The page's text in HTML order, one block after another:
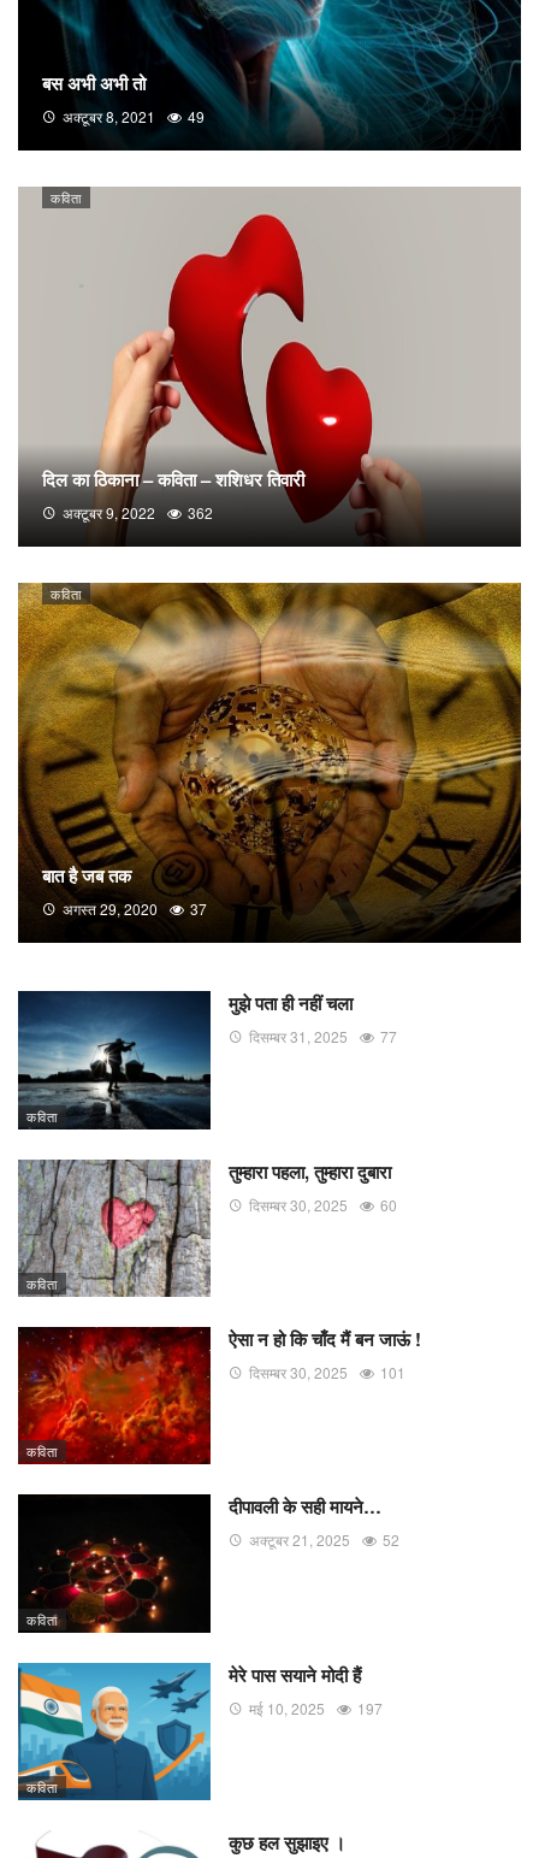
बस अभी अभी तो
अक्टूबर 8, 2021 49
कविता
दिल का ठिकाना – कविता – शशिधर तिवारी
अक्टूबर 9, 2022 362
कविता
बात है जब तक
अगस्त 29, 2020 37
कविता
मुझे पता ही नहीं चला
दिसम्बर 31, 2025 77
कविता
तुम्हारा पहला, तुम्हारा दुबारा
दिसम्बर 30, 2025 60
कविता
ऐसा न हो कि चाँद मैं बन जाऊं !
दिसम्बर 30, 2025 101
कविता
दीपावली के सही मायने…
अक्टूबर 21, 2025 52
कविता
मेरे पास सयाने मोदी हैं
मई 10, 2025 197
कुछ हल सुझाइए ।